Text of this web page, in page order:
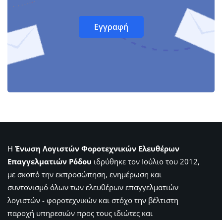
Η Ένωση Λογιστών Φοροτεχνικών Ελευθέρων
Επαγγελματιών Ρόδου ιδρύθηκε τον Ιούλιο του 2012,
με σκοπό την εκπροσώπηση, ενημέρωση και
συντονισμό όλων των ελευθέρων επαγγελματιών
λογιστών - φοροτεχνικών και στόχο την βέλτιστη
παροχή υπηρεσιών προς τους ιδιώτες και